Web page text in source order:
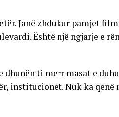
Janë zhdukur pamjet
Është një ngjarje e
ti merr masat e
institucionet. Nuk ka qenë